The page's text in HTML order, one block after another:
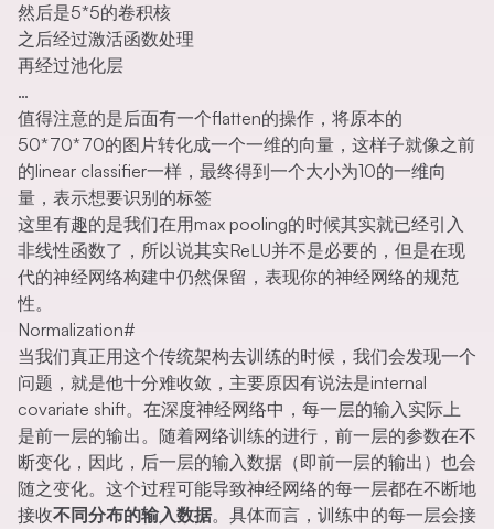
然后是5*5的卷积核
之后经过激活函数处理
再经过池化层
…
值得注意的是后面有一个flatten的操作，将原本的
50*70*70的图片转化成一个一维的向量，这样子就像之前
的linear classifier一样，最终得到一个大小为10的一维向
量，表示想要识别的标签
这里有趣的是我们在用max pooling的时候其实就已经引入
非线性函数了，所以说其实ReLU并不是必要的，但是在现
代的神经网络构建中仍然保留，表现你的神经网络的规范
性。
Normalization#
当我们真正用这个传统架构去训练的时候，我们会发现一个
问题，就是他十分难收敛，主要原因有说法是internal
covariate shift。在深度神经网络中，每一层的输入实际上
是前一层的输出。随着网络训练的进行，前一层的参数在不
断变化，因此，后一层的输入数据（即前一层的输出）也会
随之变化。这个过程可能导致神经网络的每一层都在不断地
接收不同分布的输入数据。具体而言，训练中的每一层会接